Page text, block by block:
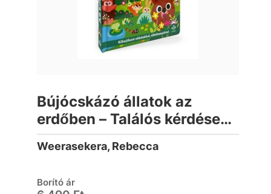
Bújócskázó állatok az
erdőben – Találós kérdések
kihajtható oldalakkal,
állathangokkal (lapozó)
Weerasekera, Rebecca
Borító ár